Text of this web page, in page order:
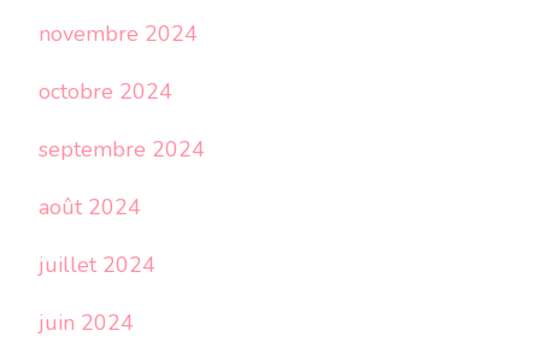
novembre 2024
octobre 2024
septembre 2024
août 2024
juillet 2024
juin 2024